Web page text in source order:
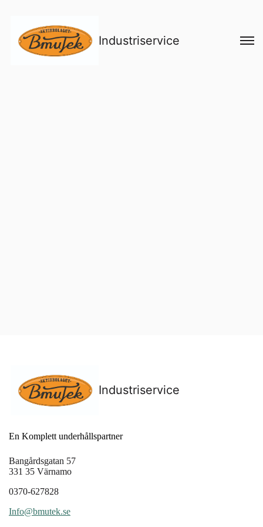
Industriservice
Industriservice
En Komplett underhållspartner
Bangårdsgatan 57
331 35 Värnamo
0370-627828
Info@bmutek.se